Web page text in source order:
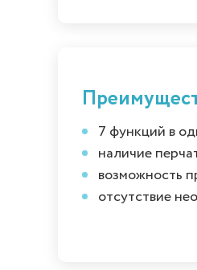
7 функций в
наличие
возможность
отсутствие